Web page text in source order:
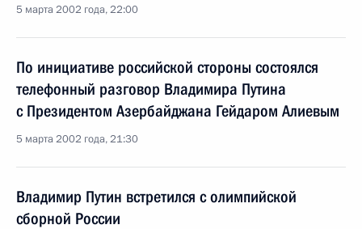
5 марта 2002 года, 22:00
По инициативе российской стороны состоялся
телефонный разговор Владимира Путина
с Президентом Азербайджана Гейдаром Алиевым
5 марта 2002 года, 21:30
Владимир Путин встретился с олимпийской
сборной России